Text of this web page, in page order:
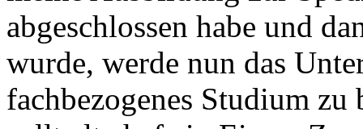
abgeschlossen habe und
wurde, werde nun das
fachbezogenes Studium